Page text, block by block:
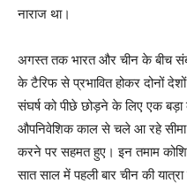
नाराज था।
अगस्त तक भारत और चीन के बीच
के टैरिफ से प्रभावित होकर दोनों
संघर्ष को पीछे छोड़ने के लिए एक
औपनिवेशिक काल से चले आ रहे सीमा
करने पर सहमत हुए। इन तमाम
सात साल में पहली बार चीन की